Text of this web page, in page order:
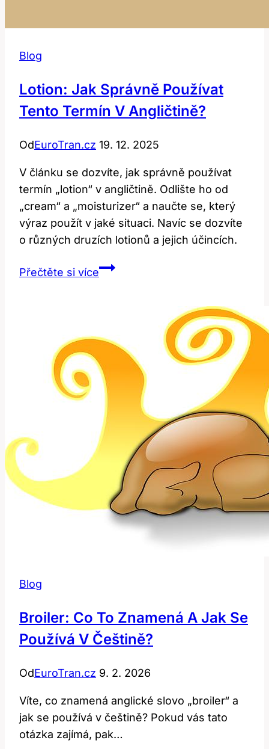
Blog
Lotion: Jak Správně Používat
Tento Termín V Angličtině?
OdEuroTran.cz 19. 12. 2025
V článku se dozvíte, jak správně používat
termín „lotion“ v angličtině. Odlište ho od
„cream“ a „moisturizer“ a naučte se, který
výraz použít v jaké situaci. Navíc se dozvíte
o různých druzích lotionů a jejich účincích.
Přečtěte si víceLotion:
tento
termín
v
angličtině?
Blog
Broiler: Co To Znamená A Jak Se
Používá V Češtině?
OdEuroTran.cz 9. 2. 2026
Víte, co znamená anglické slovo „broiler“ a
jak se používá v češtině? Pokud vás tato
otázka zajímá, pak…